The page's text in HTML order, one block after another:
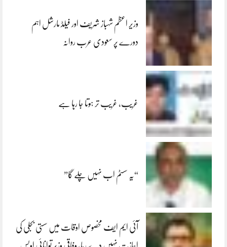
وزیر اعظم شہباز شریف اور فیلڈ مارشل اہم
دورے پر سعودی عرب روانہ
غریب، غریب تر ہوتا جا رہا ہے
“یہ سسٹم اب نہیں چلے گا”
آئی ایم ایف مخصوص اوقات میں سستی بجلی کی